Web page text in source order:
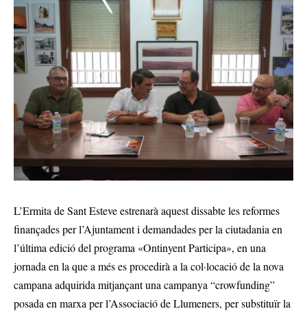
L’Ermita de Sant Esteve estrenarà aquest dissabte les reformes
finançades per l’Ajuntament i demandades per la ciutadania en
l’última edició del programa «Ontinyent Participa», en una
jornada en la que a més es procedirà a la col·locació de la nova
campana adquirida mitjançant una campanya “crowfunding”
posada en marxa per l’Associació de Llumeners, per substituïr la